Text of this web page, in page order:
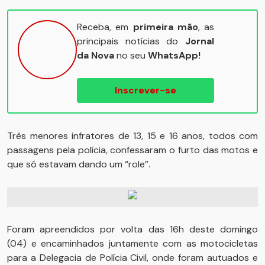
Receba, em primeira mão, as
principais notícias do Jornal
da Novano seu WhatsApp!
Inscrever-se
Três menores infratores de 13, 15 e 16 anos, todos com
passagens pela polícia, confessaram o furto das motos e
que só estavam dando um “role”.
Foram apreendidos por volta das 16h deste domingo
(04) e encaminhados juntamente com as motocicletas
para a Delegacia de Polícia Civil, onde foram autuados e